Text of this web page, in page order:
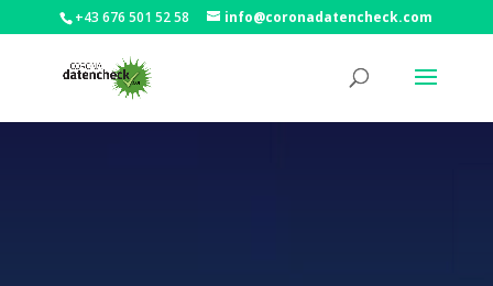
+43 676 501 52 58 info@coronadatencheck.com